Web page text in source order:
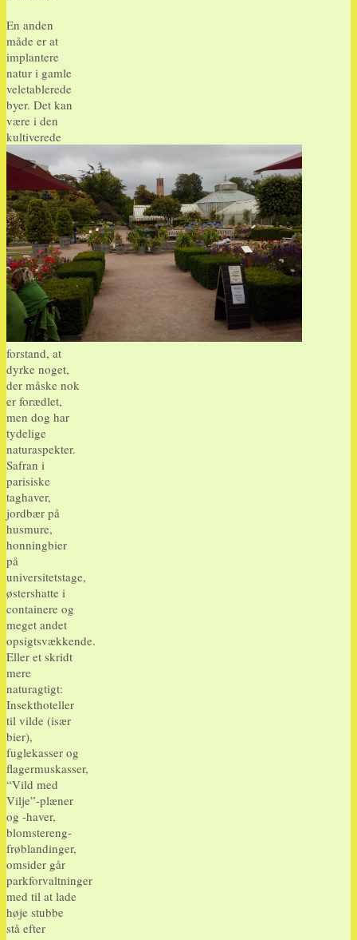
En anden
måde er at
implantere
natur i gamle
veletablerede
byer. Det kan
være i den
kultiverede
forstand, at
dyrke noget,
der måske nok
er forædlet,
men dog har
tydelige
naturaspekter.
Safran i
parisiske
taghaver,
jordbær på
husmure,
honningbier
på
universitetstage,
østershatte i
containere og
meget andet
opsigtsvækkende.
Eller et skridt
mere
naturagtigt:
Insekthoteller
til vilde (især
bier),
fuglekasser og
flagermuskasser,
“Vild med
Vilje”-plæner
og -haver,
blomstereng-
frøblandinger,
omsider går
parkforvaltninger
med til at lade
høje stubbe
stå efter